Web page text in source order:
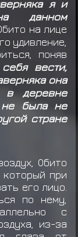
я и
данном
на лице
удивление,
поняв
вести,
она
в деревне
не была не
стране
Обито
который при
его лицо.
по нему,
с
из-за